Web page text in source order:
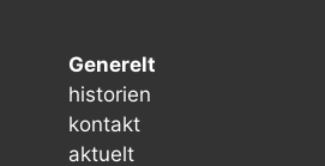
Generelt
historien
kontakt
aktuelt